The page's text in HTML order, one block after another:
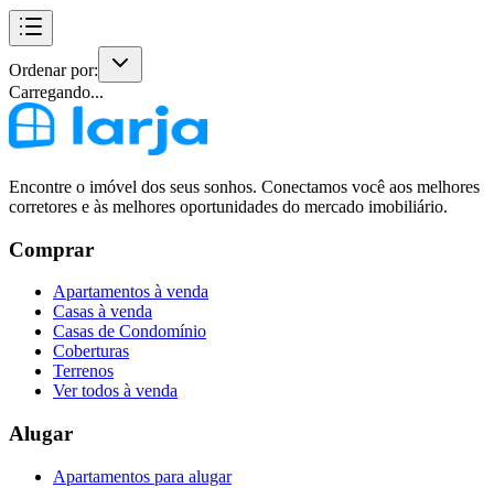
Ordenar por:
Carregando...
Encontre o imóvel dos seus sonhos. Conectamos você aos melhores
corretores e às melhores oportunidades do mercado imobiliário.
Comprar
Apartamentos à venda
Casas à venda
Casas de Condomínio
Coberturas
Terrenos
Ver todos à venda
Alugar
Apartamentos para alugar